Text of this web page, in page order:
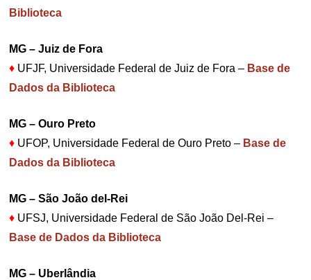
Biblioteca
MG – Juiz de Fora
♦ UFJF, Universidade Federal de Juiz de Fora – Base de
Dados da Biblioteca
MG – Ouro Preto
♦ UFOP, Universidade Federal de Ouro Preto – Base de
Dados da Biblioteca
MG – São João del-Rei
♦ UFSJ, Universidade Federal de São João Del-Rei –
Base de Dados da Biblioteca
MG – Uberlândia